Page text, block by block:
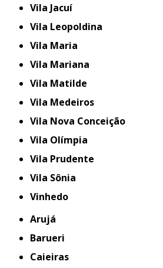
Vila Jacuí
Vila Leopoldina
Vila Maria
Vila Mariana
Vila Matilde
Vila Medeiros
Vila Nova Conceição
Vila Olímpia
Vila Prudente
Vila Sônia
Vinhedo
Arujá
Barueri
Caieiras